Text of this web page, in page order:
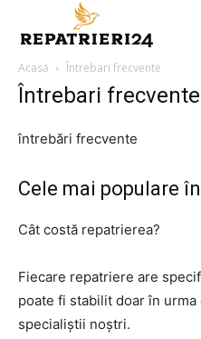
Acasă Întrebari frecvente
Întrebari frecvente
întrebări frecvente
Cele mai populare
Cât costă repatrierea?
Fiecare repatriere are
poate fi stabilit doar în
specialiștii noștri.